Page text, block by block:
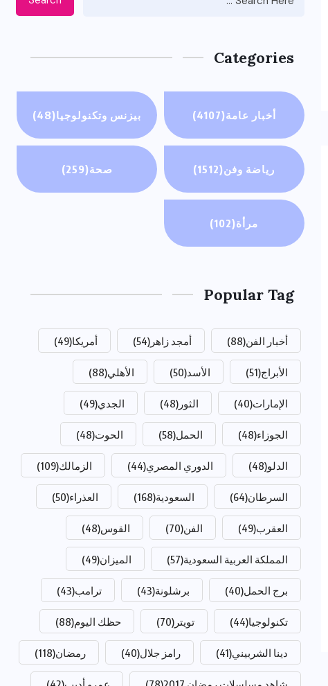
Categories
أخبار عامة(4107) بيزنس وتكنولوجيا(48)
رياضة وفن(1512) صحة(259)
مرأة(102)
Popular Tag
أخبار الفن(88) أمجد زاهر (54) أمريكا(49)
الأبراج(51) الأسد(50) الأهلي(88)
الإمارات(40) الثور (48) الجدي(49)
الجوزاء(48) الحمل(58) الحوت(48)
الدلو(48) الدوري المصري(44) الزمالك(109)
السرطان(64) السعودية(168) العذراء(50)
العقرب(49) الفن(70) القوس(48)
المملكة العربية السعودية(57) الميزان(49)
برج الحمل(40) برشلونة(43) ترامب(43)
تكنولوجيا(44) تويتر (70) حظك اليوم(88)
دينا الشربيني(41) رامز جلال(40) رمضان(118)